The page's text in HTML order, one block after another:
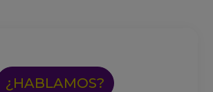
¿HABLAMOS?